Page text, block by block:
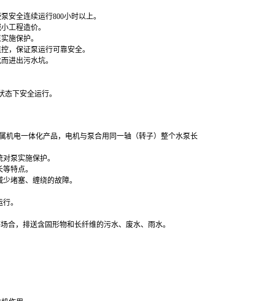
安全连续运行800小时以上。
工程造价。
施保护。
，保证泵运行可靠安全。
进出污水坑。
下安全运行。
机电一体化产品，电机与泵合用同一轴（转子）整个水泵长
泵实施保护。
特点。
堵塞、缠绕的故障。
。
合，排送含固形物和长纤维的污水、废水、雨水。